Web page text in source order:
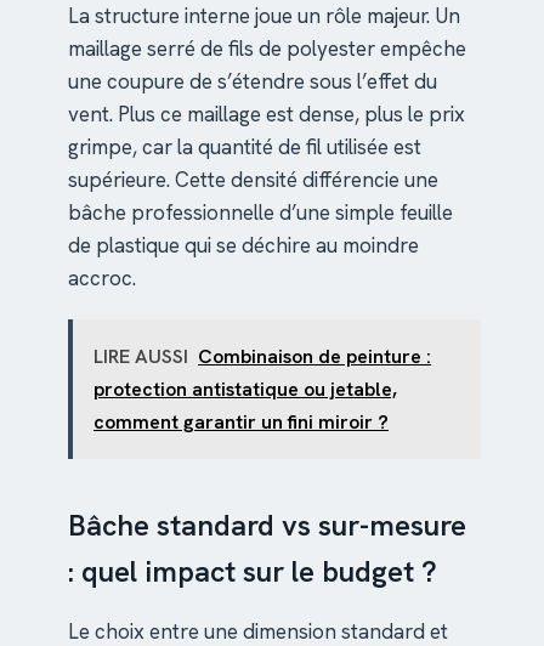
La structure interne joue un rôle majeur. Un
maillage serré de fils de polyester empêche
une coupure de s’étendre sous l’effet du
vent. Plus ce maillage est dense, plus le prix
grimpe, car la quantité de fil utilisée est
supérieure. Cette densité différencie une
bâche professionnelle d’une simple feuille
de plastique qui se déchire au moindre
accroc.
LIRE AUSSI Combinaison de peinture :
protection antistatique ou jetable,
comment garantir un fini miroir ?
Bâche standard vs sur-mesure
: quel impact sur le budget ?
Le choix entre une dimension standard et